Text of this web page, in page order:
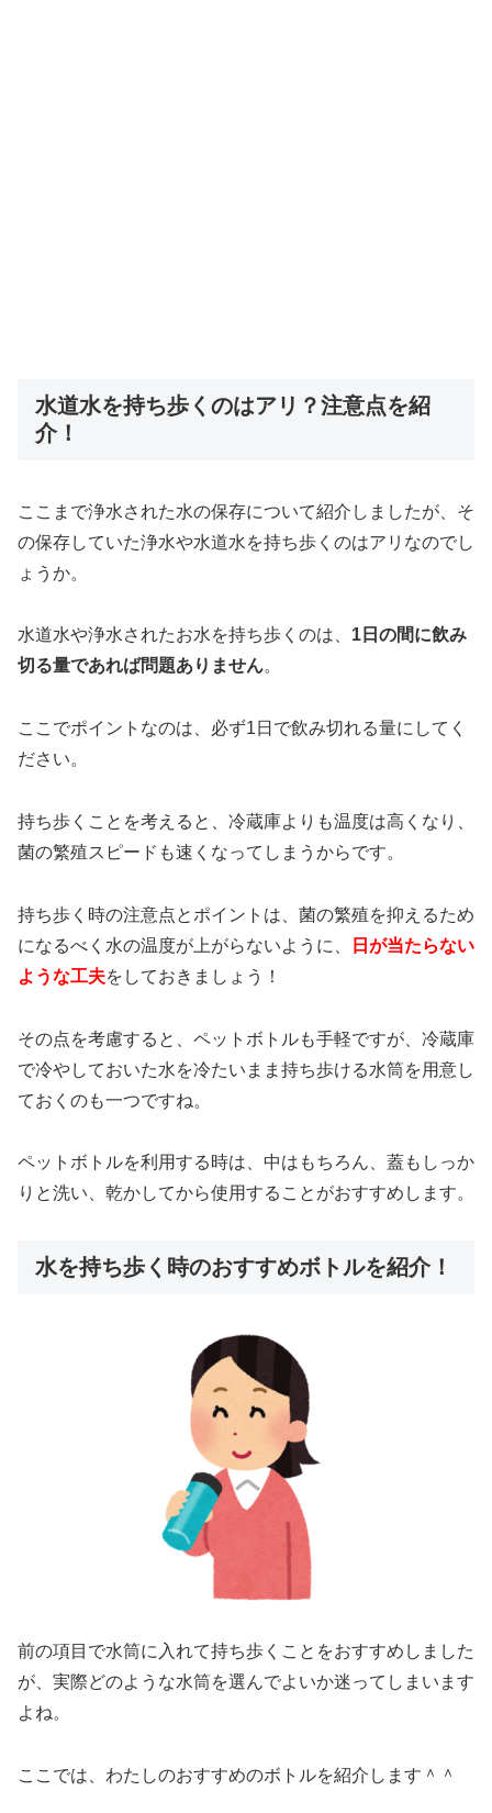
水道水を持ち歩くのはアリ？注意点を紹
介！
ここまで浄水された水の保存について紹介しましたが、そ
の保存していた浄水や水道水を持ち歩くのはアリなのでし
ょうか。
水道水や浄水されたお水を持ち歩くのは、 1日の間に飲み
切る量であれば問題ありません。
ここでポイントなのは、必ず1日で飲み切れる量にしてく
ださい。
持ち歩くことを考えると、冷蔵庫よりも温度は高くなり、
菌の繁殖スピードも速くなってしまうからです。
持ち歩く時の注意点とポイントは、菌の繁殖を抑えるため
になるべく水の温度が上がらないように、
日が当たらない
ような工夫をしておきましょう！
その点を考慮すると、ペットボトルも手軽ですが、冷蔵庫
で冷やしておいた水を冷たいまま持ち歩ける水筒を用意し
ておくのも一つですね。
ペットボトルを利用する時は、中はもちろん、蓋もしっか
りと洗い、乾かしてから使用することがおすすめします。
水を持ち歩く時のおすすめボトルを紹介！
前の項目で水筒に入れて持ち歩くことをおすすめしました
が、実際どのような水筒を選んでよいか迷ってしまいます
よね。
ここでは、わたしのおすすめのボトルを紹介します＾＾